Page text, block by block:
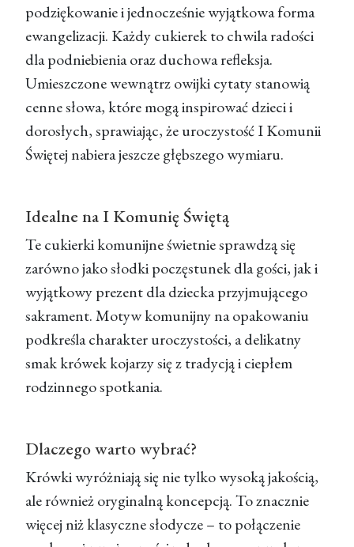
podziękowanie i jednocześnie wyjątkowa forma
ewangelizacji. Każdy cukierek to chwila radości
dla podniebienia oraz duchowa refleksja.
Umieszczone wewnątrz owijki cytaty stanowią
cenne słowa, które mogą inspirować dzieci i
dorosłych, sprawiając, że uroczystość I Komunii
Świętej nabiera jeszcze głębszego wymiaru.
Idealne na I Komunię Świętą
Te cukierki komunijne świetnie sprawdzą się
zarówno jako słodki poczęstunek dla gości, jak i
wyjątkowy prezent dla dziecka przyjmującego
sakrament. Motyw komunijny na opakowaniu
podkreśla charakter uroczystości, a delikatny
smak krówek kojarzy się z tradycją i ciepłem
rodzinnego spotkania.
Dlaczego warto wybrać?
Krówki wyróżniają się nie tylko wysoką jakością,
ale również oryginalną koncepcją. To znacznie
więcej niż klasyczne słodycze – to połączenie